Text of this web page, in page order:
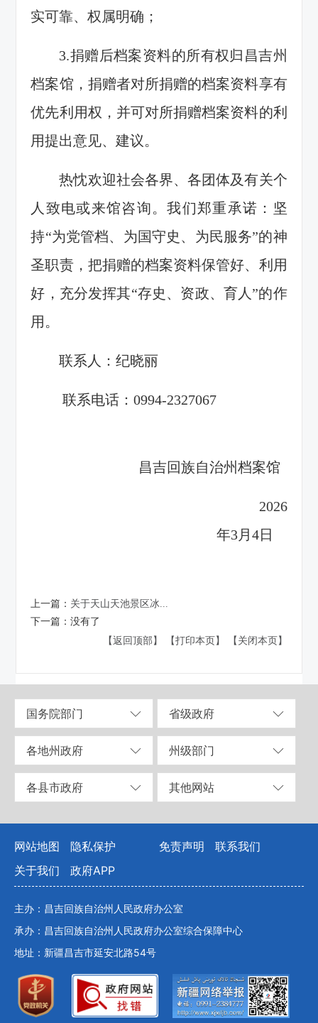
实可靠、权属明确；
3.捐赠后档案资料的所有权归昌吉州
档案馆，捐赠者对所捐赠的档案资料享有
优先利用权，并可对所捐赠档案资料的利
用提出意见、建议。
热忱欢迎社会各界、各团体及有关个
人致电或来馆咨询。我们郑重承诺：坚
持“为党管档、为国守史、为民服务”的神
圣职责，把捐赠的档案资料保管好、利用
好，充分发挥其“存史、资政、育人”的作
用。
联系人：纪晓丽
联系电话：0994-2327067
昌吉回族自治州档案馆
2026
年3月4日
上一篇： 关于天山天池景区冰...
下一篇：没有了
【返回顶部】
【打印本页】 【关闭本页】
国务院部门 省级政府
各地州政府 州级部门
各县市政府 其他网站
网站地图 隐私保护 免责声明
联系我们
关于我们
政府APP
主办：昌吉回族自治州人民政府办公室
承办：昌吉回族自治州人民政府办公室综合保障中心
地址：新疆昌吉市延安北路54号